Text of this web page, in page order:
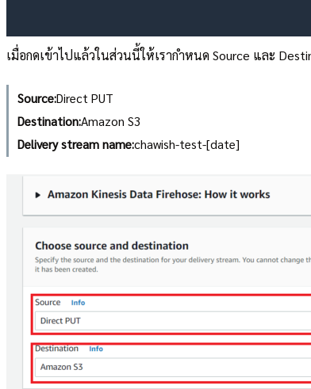
เมื่อกดเข้าไปแล้วในส่วนนี้ให้เรากำหนด Source และ
Source:Direct PUT
Destination:Amazon S3
Delivery stream name:chawish-test-[date]